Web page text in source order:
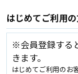
はじめてご利用
※会員登録する
きます。
はじめてご利用のお